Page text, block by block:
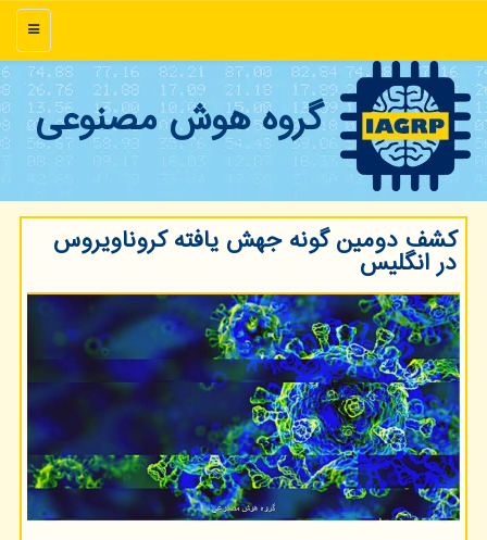
منو
گروه هوش مصنوعی
كشف دومین گونه جهش یافته كروناویروس
در انگلیس